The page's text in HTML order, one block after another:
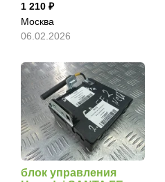
1 210
Москва
06.02.2026
блок управления